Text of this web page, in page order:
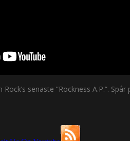
senaste ”Rockness A.P.”.